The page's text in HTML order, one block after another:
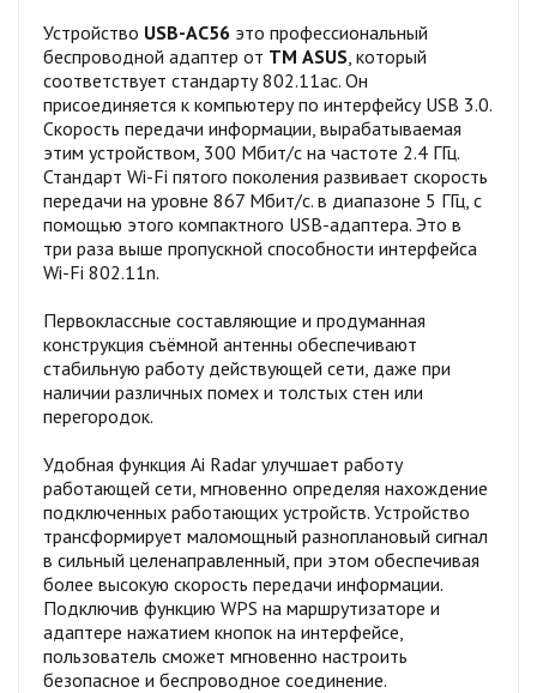
Устройство USB-AC56 это профессиональный
беспроводной адаптер от ТМ ASUS , который
соответствует стандарту 802.11ac. Он
присоединяется к компьютеру по интерфейсу USB 3.0.
Скорость передачи информации, вырабатываемая
этим устройством, 300 Мбит/с на частоте 2.4 ГГц.
Стандарт Wi-Fi пятого поколения развивает скорость
передачи на уровне 867 Мбит/с. в диапазоне 5 ГГц, с
помощью этого компактного USB-адаптера. Это в
три раза выше пропускной способности интерфейса
Wi-Fi 802.11n.
Первоклассные составляющие и продуманная
конструкция съёмной антенны обеспечивают
стабильную работу действующей сети, даже при
наличии различных помех и толстых стен или
перегородок.
Удобная функция Ai Radar улучшает работу
работающей сети, мгновенно определяя нахождение
подключенных работающих устройств. Устройство
трансформирует маломощный разноплановый сигнал
в сильный целенаправленный, при этом обеспечивая
более высокую скорость передачи информации.
Подключив функцию WPS на маршрутизаторе и
адаптере нажатием кнопок на интерфейсе,
пользователь сможет мгновенно настроить
безопасное и беспроводное соединение.